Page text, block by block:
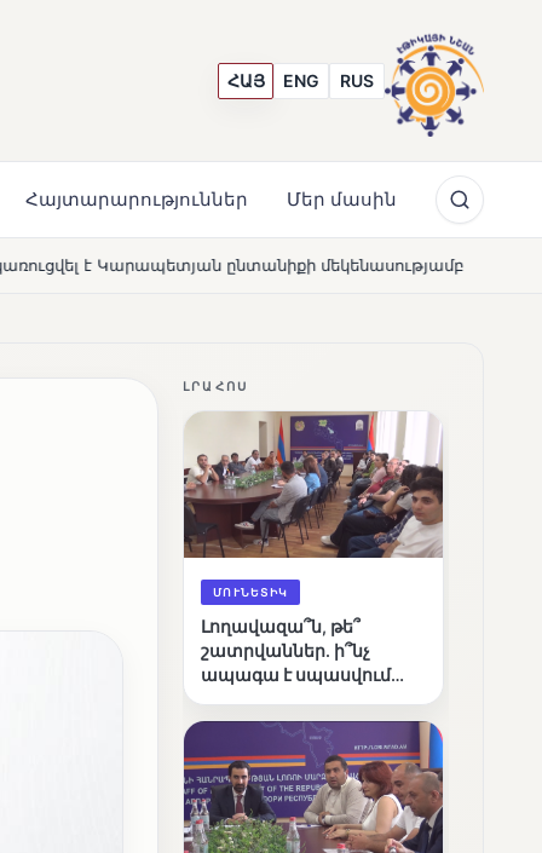
ՀԱՅ ENG RUS
Հայտարարություններ Մեր մասին
ընտանիքի մեկենասությամբ NEWS Լողավազա՞ն, թե՞
ԼՐԱՀՈՍ
ՄՈՒՆԵՏԻԿ
Լողավազա՞ն, թե՞
շատրվաններ. ի՞նչ
ապագա է սպասվում
լճին